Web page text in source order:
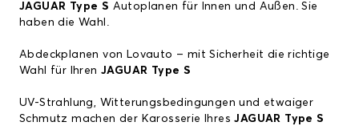
JAGUAR Type S Autoplanen für Innen und Außen. Sie
haben die Wahl.
Abdeckplanen von Lovauto – mit Sicherheit die richtige
Wahl für IhrenJAGUAR Type S
UV-Strahlung, Witterungsbedingungen und etwaiger
Schmutz machen der Karosserie IhresJAGUAR Type S